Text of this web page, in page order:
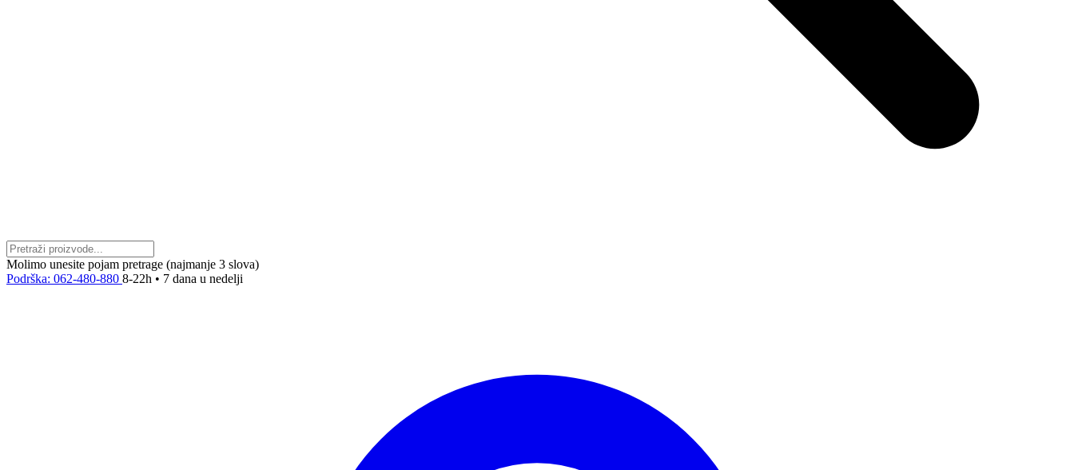
Molimo unesite pojam pretrage (najmanje 3 slova)
Podrška: 062-480-880 8-22h • 7 dana u nedelji